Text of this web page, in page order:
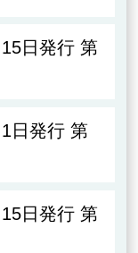
日発行 第
日発行 第
日発行 第